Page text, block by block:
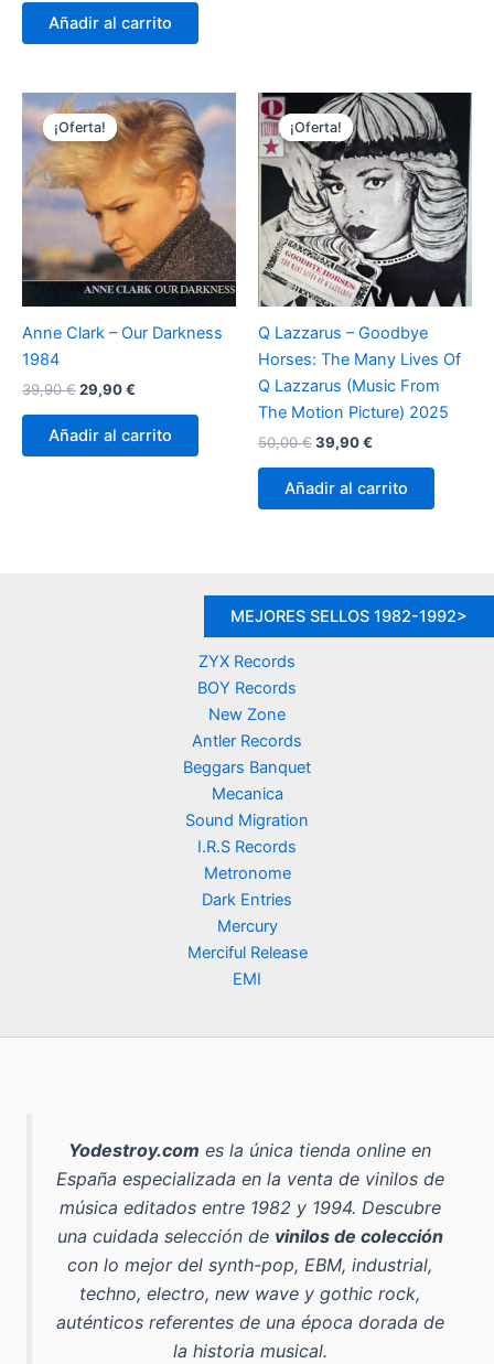
original
era:
actual
es:
Añadir al carrito
¡Oferta!
¡Oferta!
Anne Clark – Our Darkness
1984
39,90€El
original
era:
29,90€
actual
es:
Añadir al carrito
¡Oferta!
¡Oferta!
Q Lazzarus – Goodbye
Horses: The Many Lives Of
Q Lazzarus (Music From
The Motion Picture) 2025
50,00€El
original
era:
39,90€
actual
es:
Añadir al carrito
MEJORES SELLOS 1982-1992>
ZYX Records
BOY Records
New Zone
Antler Records
Beggars Banquet
Mecanica
Sound Migration
I.R.S Records
Metronome
Dark Entries
Mercury
Merciful Release
EMI
Yodestroy.com es la única tienda online en
España especializada en la venta de vinilos de
música editados entre 1982 y 1994. Descubre
una cuidada selección de vinilos de colección
con lo mejor del synth-pop, EBM, industrial,
techno, electro, new wave y gothic rock,
auténticos referentes de una época dorada de
la historia musical.